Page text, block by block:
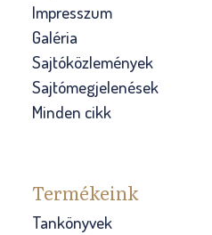
Impresszum
Galéria
Sajtóközlemények
Sajtómegjelenések
Minden cikk
Termékeink
Tankönyvek